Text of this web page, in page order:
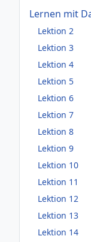
Lernen mit
Lektion 2
Lektion 3
Lektion 4
Lektion 5
Lektion 6
Lektion 7
Lektion 8
Lektion 9
Lektion 10
Lektion 11
Lektion 12
Lektion 13
Lektion 14